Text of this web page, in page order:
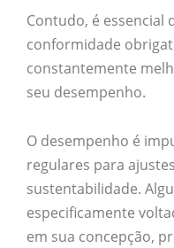
Contudo, é essencial
conformidade
constantemente
seu desempenho.
O desempenho é
regulares para
sustentabilidade.
especificamente
em sua concepção,